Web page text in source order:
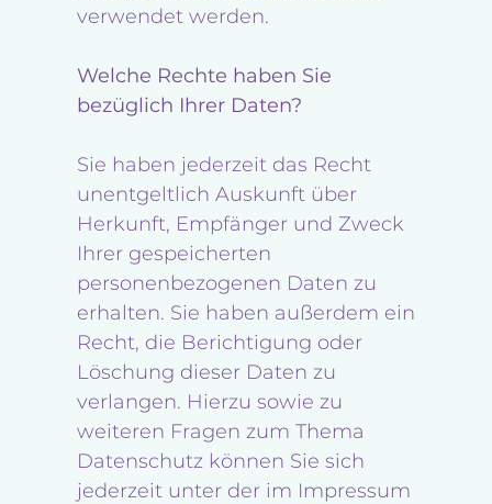
verwendet werden.
Welche Rechte haben Sie
bezüglich Ihrer Daten?
Sie haben jederzeit das Recht
unentgeltlich Auskunft über
Herkunft, Empfänger und Zweck
Ihrer gespeicherten
personenbezogenen Daten zu
erhalten. Sie haben außerdem ein
Recht, die Berichtigung oder
Löschung dieser Daten zu
verlangen. Hierzu sowie zu
weiteren Fragen zum Thema
Datenschutz können Sie sich
jederzeit unter der im Impressum